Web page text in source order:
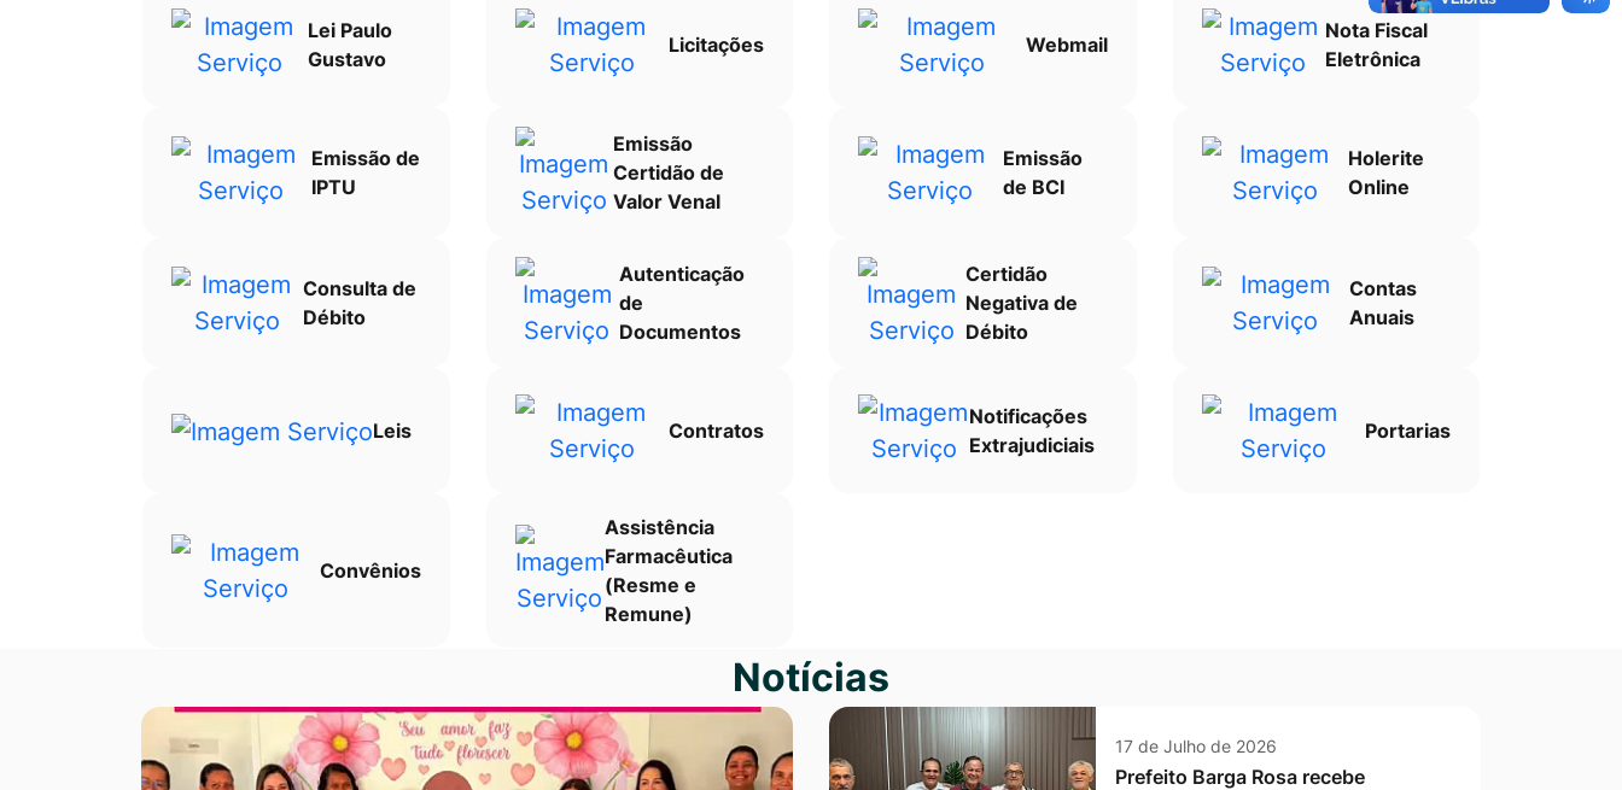
Lei Paulo
Gustavo
Licitações Webmail
Nota Fiscal
Eletrônica
Emissão de
IPTU
Emissão
Certidão de
Valor Venal
Emissão
de BCI
Holerite
Online
Consulta de
Débito
Autenticação
de
Documentos
Certidão
Negativa de
Débito
Contas
Anuais
Leis Contratos
Notificações
Extrajudiciais
Portarias
Convênios
Assistência
Farmacêutica
(Resme e
Remune)
Notícias
17 de Julho de 2026
Prefeito Barga Rosa recebe